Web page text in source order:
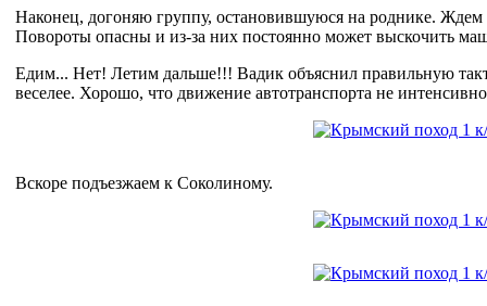
Наконец, догоняю группу, остановившуюся на роднике. Ждем
Повороты опасны и из-за них постоянно может выскочить
Едим... Нет! Летим дальше!!! Вадик объяснил правильную
веселее. Хорошо, что движение автотранспорта не
Вскоре подъезжаем к Соколиному.